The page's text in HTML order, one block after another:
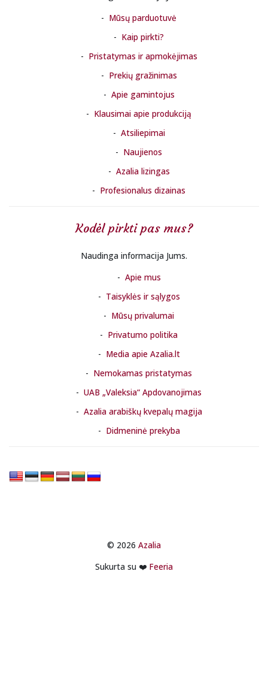
Mūsų parduotuvė
Kaip pirkti?
Pristatymas ir apmokėjimas
Prekių gražinimas
Apie gamintojus
Klausimai apie produkciją
Atsiliepimai
Naujienos
Azalia lizingas
Profesionalus dizainas
Kodėl pirkti pas mus?
Naudinga informacija Jums.
Apie mus
Taisyklės ir sąlygos
Mūsų privalumai
Privatumo politika
Media apie Azalia.lt
Nemokamas pristatymas
UAB „Valeksia“ Apdovanojimas
Azalia arabiškų kvepalų magija
Didmeninė prekyba
© 2026 Azalia
Sukurta su ❤️ Feeria